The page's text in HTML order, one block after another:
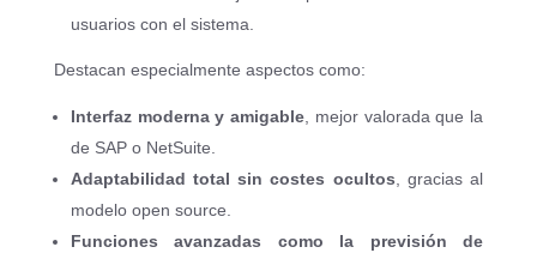
usuarios con el sistema.
Destacan especialmente aspectos como:
Interfaz moderna y amigable , mejor valorada que la
de SAP o NetSuite.
Adaptabilidad total sin costes ocultos , gracias al
modelo open source.
Funciones avanzadas como la previsión de